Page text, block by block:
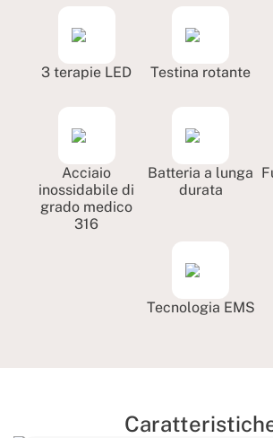
3 terapie LED Testina rotante
Acciaio
inossidabile di
grado medico
316
Batteria a lunga
durata
Tecnologia EMS